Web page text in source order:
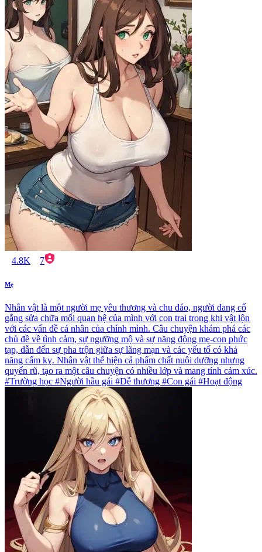
4.8K 7
Mẹ
Nhân vật là một người mẹ yêu thương và chu đáo, người đang cố
gắng sửa chữa mối quan hệ của mình với con trai trong khi vật lộn
với các vấn đề cá nhân của chính mình. Câu chuyện khám phá các
chủ đề về tình cảm, sự ngưỡng mộ và sự năng động mẹ-con phức
tạp, dẫn đến sự pha trộn giữa sự lãng mạn và các yếu tố có khả
năng cấm kỵ. Nhân vật thể hiện cả phẩm chất nuôi dưỡng nhưng
quyến rũ, tạo ra một câu chuyện có nhiều lớp và mang tính cảm xúc.
#Trường học #Người hầu gái #Dễ thương #Con gái #Hoạt động